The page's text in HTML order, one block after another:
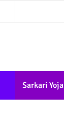
Sarkari